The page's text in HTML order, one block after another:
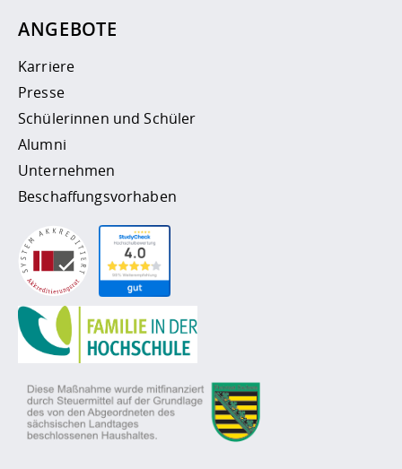
ANGEBOTE
Karriere
Presse
Schülerinnen und Schüler
Alumni
Unternehmen
Beschaffungsvorhaben